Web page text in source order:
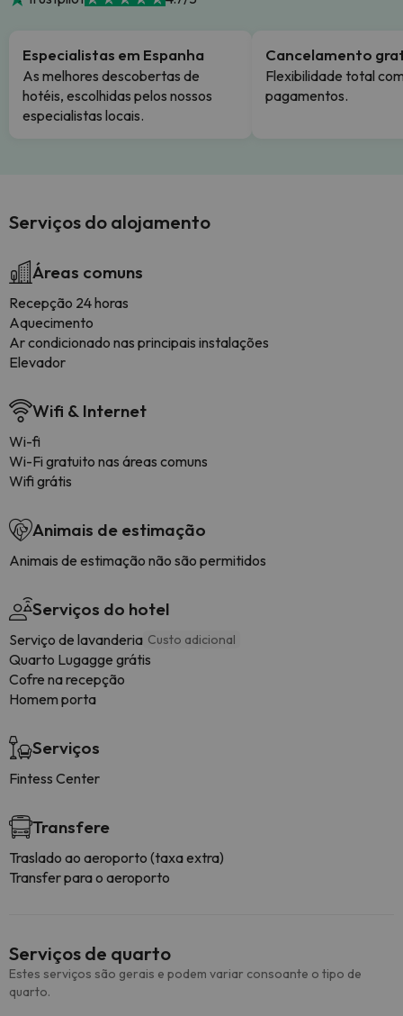
Especialistas em Espanha
As melhores descobertas de
hotéis, escolhidas pelos nossos
especialistas locais.
Cancelamento
Flexibilidade total
pagamentos.
Serviços do alojamento
Áreas comuns
Recepção 24 horas
Aquecimento
Ar condicionado nas principais instalações
Elevador
Wifi & Internet
Wi-fi
Wi-Fi gratuito nas áreas comuns
Wifi grátis
Animais de estimação
Animais de estimação não são permitidos
Serviços do hotel
Serviço de lavanderia Custo adicional
Quarto Lugagge grátis
Cofre na recepção
Homem porta
Serviços
Fintess Center
Transfere
Traslado ao aeroporto (taxa extra)
Transfer para o aeroporto
Serviços de quarto
Estes serviços são gerais e podem variar consoante o tipo de
quarto.